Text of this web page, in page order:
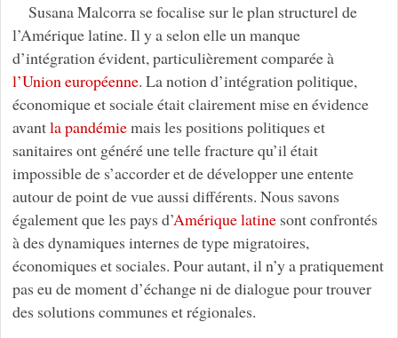
Susana Malcorra se focalise sur le plan structurel de
l’Amérique latine. Il y a selon elle un manque
d’intégration évident, particulièrement comparée à
l’Union européenne. La notion d’intégration politique,
économique et sociale était clairement mise en évidence
avantla pandémiemais les positions politiques et
sanitaires ont généré une telle fracture qu’il était
impossible de s’accorder et de développer une entente
autour de point de vue aussi différents. Nous savons
également que les pays d’Amérique latinesont confrontés
à des dynamiques internes de type migratoires,
économiques et sociales. Pour autant, il n’y a pratiquement
pas eu de moment d’échange ni de dialogue pour trouver
des solutions communes et régionales.